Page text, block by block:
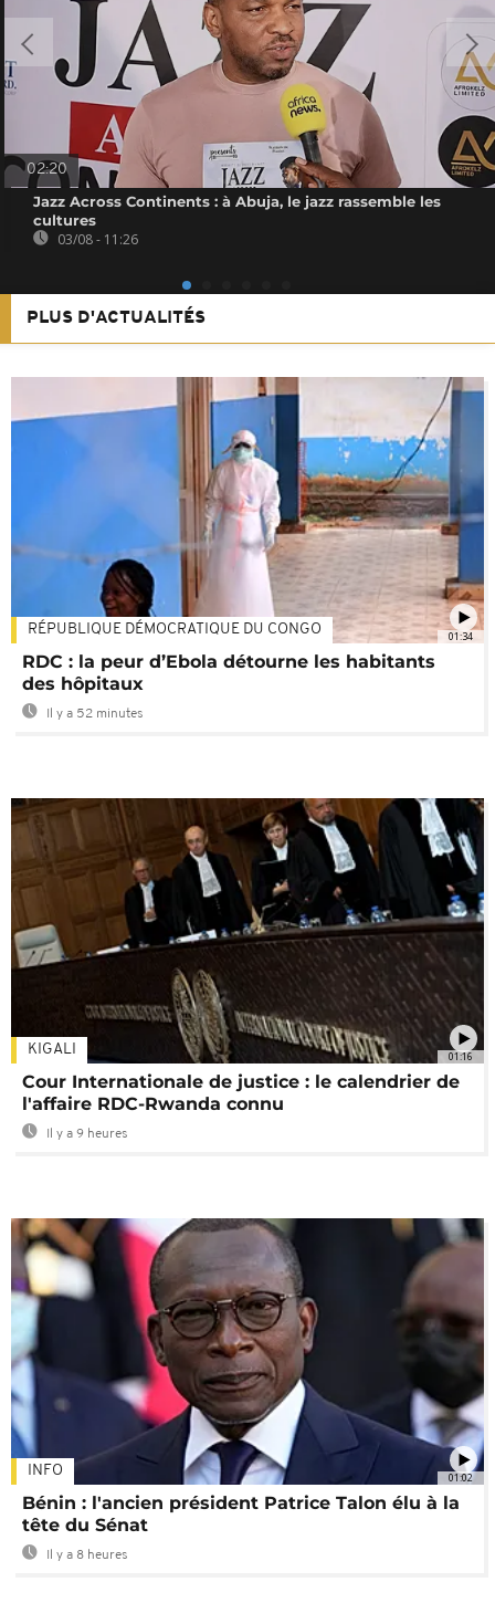
02:20
Jazz Across Continents : à Abuja, le jazz rassemble les
cultures
03/08 - 11:26
PLUS D'ACTUALITÉS
01:34
RÉPUBLIQUE DÉMOCRATIQUE DU CONGO
RDC : la peur d’Ebola détourne les habitants
des hôpitaux
Il y a 52 minutes
01:16
KIGALI
Cour Internationale de justice : le calendrier de
l'affaire RDC-Rwanda connu
Il y a 9 heures
01:02
INFO
Bénin : l'ancien président Patrice Talon élu à la
tête du Sénat
Il y a 8 heures